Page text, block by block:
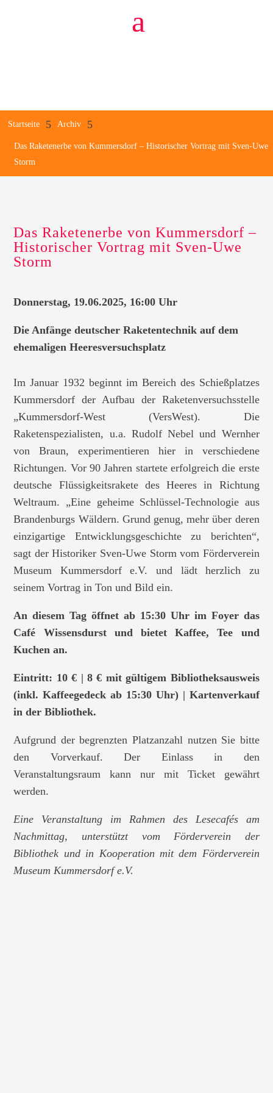
a
Startseite 5 Archiv 5
Das Raketenerbe von Kummersdorf – Historischer Vortrag mit Sven-Uwe
Storm
Das Raketenerbe von Kummersdorf –
Historischer Vortrag mit Sven-Uwe
Storm
Donnerstag, 19.06.2025, 16:00 Uhr
Die Anfänge deutscher Raketentechnik auf dem
ehemaligen Heeresversuchsplatz
Im Januar 1932 beginnt im Bereich des Schießplatzes
Kummersdorf der Aufbau der Raketenversuchsstelle
„Kummersdorf-West (VersWest). Die
Raketenspezialisten, u.a. Rudolf Nebel und Wernher
von Braun, experimentieren hier in verschiedene
Richtungen. Vor 90 Jahren startete erfolgreich die erste
deutsche Flüssigkeitsrakete des Heeres in Richtung
Weltraum. „Eine geheime Schlüssel-Technologie aus
Brandenburgs Wäldern. Grund genug, mehr über deren
einzigartige Entwicklungsgeschichte zu berichten“,
sagt der Historiker Sven-Uwe Storm vom Förderverein
Museum Kummersdorf e.V. und lädt herzlich zu
seinem Vortrag in Ton und Bild ein.
An diesem Tag öffnet ab 15:30 Uhr im Foyer das
Café Wissensdurst und bietet Kaffee, Tee und
Kuchen an.
Eintritt: 10 € | 8 € mit gültigem Bibliotheksausweis
(inkl. Kaffeegedeck ab 15:30 Uhr) | Kartenverkauf
in der Bibliothek.
Aufgrund der begrenzten Platzanzahl nutzen Sie bitte
den Vorverkauf. Der Einlass in den
Veranstaltungsraum kann nur mit Ticket gewährt
werden.
Eine Veranstaltung im Rahmen des Lesecafés am
Nachmittag, unterstützt vom Förderverein der
Bibliothek und in Kooperation mit dem Förderverein
Museum Kummersdorf e.V.